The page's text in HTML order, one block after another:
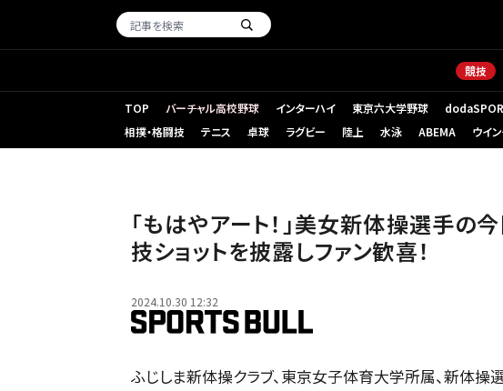
競技
TOP バーチャル高校野球 インターハイ 東京六大学野球 （新しいタブ
相撲・格闘技
テニス 卓球 ラグビー 陸上 水泳 ABEMA ウイ
「もはやアート！」美女新体操選手の
技ショットを披露しファン歓喜！
2024.10.30 12:32
ふじしま新体操クラブ、東京女子体育大学所属、新体操